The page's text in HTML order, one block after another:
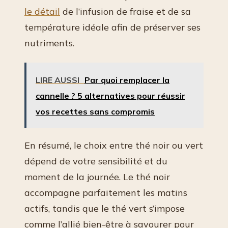
le détail de l’infusion de fraise et de sa
température idéale afin de préserver ses
nutriments.
LIRE AUSSI Par quoi remplacer la
cannelle ? 5 alternatives pour réussir
vos recettes sans compromis
En résumé, le choix entre thé noir ou vert
dépend de votre sensibilité et du
moment de la journée. Le thé noir
accompagne parfaitement les matins
actifs, tandis que le thé vert s’impose
comme l’allié bien-être à savourer pour